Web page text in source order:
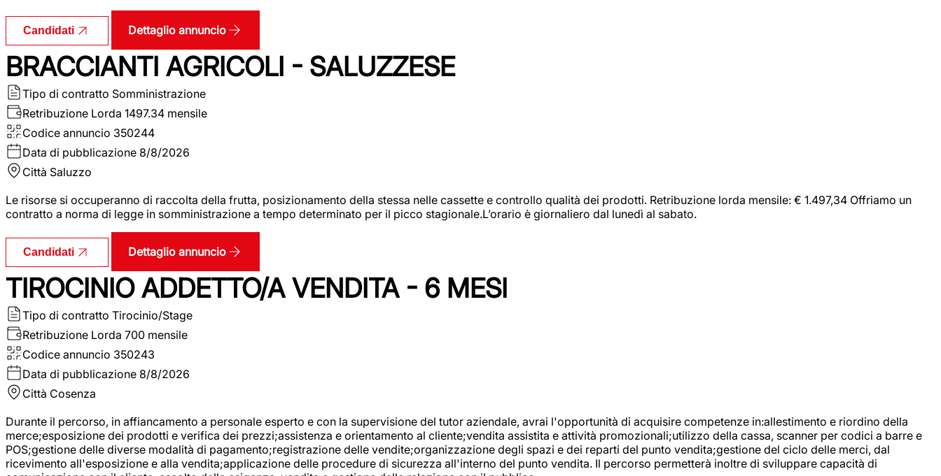
Candidati Dettaglio annuncio
BRACCIANTI AGRICOLI - SALUZZESE
Tipo di contratto Somministrazione
Retribuzione Lorda 1497.34 mensile
Codice annuncio 350244
Data di pubblicazione 8/8/2026
Città Saluzzo
Le risorse si occuperanno di raccolta della frutta, posizionamento della stessa nelle cassette e controllo qualità dei prodotti. Retribuzione lorda mensile: € 1.497,34 Offriamo un
contratto a norma di legge in somministrazione a tempo determinato per il picco stagionale.L’orario è giornaliero dal lunedì al sabato.
Candidati Dettaglio annuncio
TIROCINIO ADDETTO/A VENDITA - 6 MESI
Tipo di contratto Tirocinio/Stage
Retribuzione Lorda 700 mensile
Codice annuncio 350243
Data di pubblicazione 8/8/2026
Città Cosenza
Durante il percorso, in affiancamento a personale esperto e con la supervisione del tutor aziendale, avrai l'opportunità di acquisire competenze in:allestimento e riordino della
merce;esposizione dei prodotti e verifica dei prezzi;assistenza e orientamento al cliente;vendita assistita e attività promozionali;utilizzo della cassa, scanner per codici a barre e
POS;gestione delle diverse modalità di pagamento;registrazione delle vendite;organizzazione degli spazi e dei reparti del punto vendita;gestione del ciclo delle merci, dal
ricevimento all'esposizione e alla vendita;applicazione delle procedure di sicurezza all'interno del punto vendita. Il percorso permetterà inoltre di sviluppare capacità di